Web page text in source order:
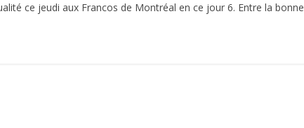
ce jeudi aux Francos de Montréal en ce jour 6. Entre la bonne